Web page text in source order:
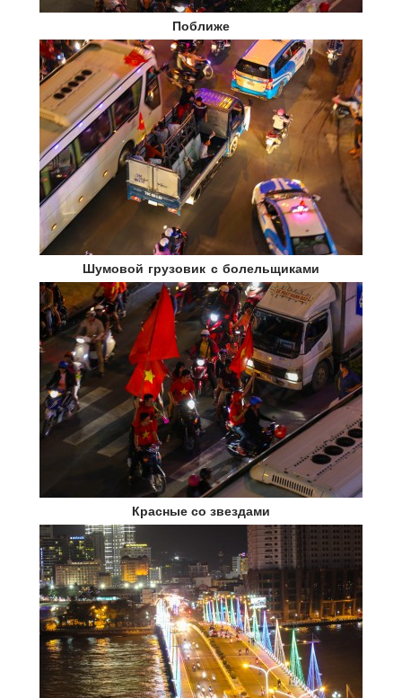
Поближе
Шумовой грузовик с болельщиками
Красные со звездами